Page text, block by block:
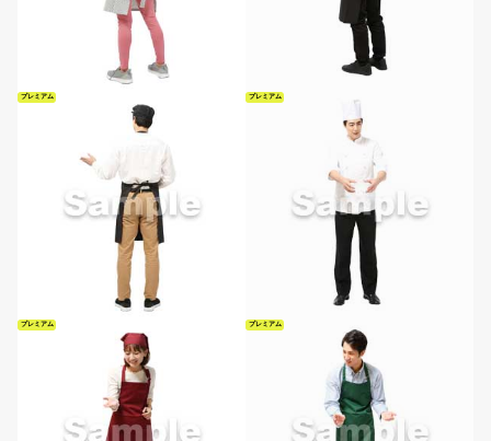
プレミアム プレミアム
プレミアム プレミアム